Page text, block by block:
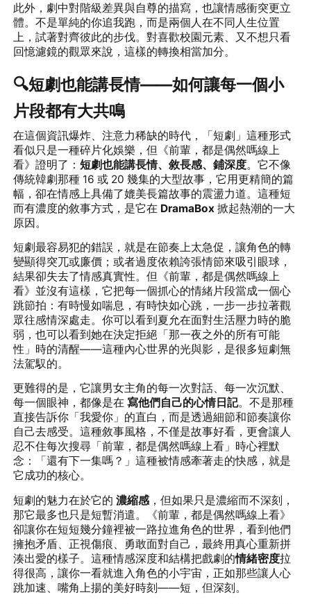
此外，劇中對階級差異與自尊的描寫，也讓情感衝突更立
體。不是單純的你追我跑，而是兩個人在不同人生位置
上，試著對齊彼此的步伐。對喜歡校園元素、又不想只看
回憶濾鏡的觀眾來說，這樣的轉換相當加分。
🔍短劇也能講長情——如何讓每一個小
片段都有大共鳴
在這個資訊爆炸、注意力稀缺的時代，「短劇」這種形式
看似只是一種碎片化娛樂，但《前輩，都是偶然嗎線上
看》證明了：短劇也能講長情、敘長感、鋪深度。它不像
傳統韓劇那種 16 或 20 幾集的大型故事，它用更精簡的篇
幅，卻在情感上具備了媲美長篇故事的震盪力道。這種短
而有濃度的敘事方式，是它在 DramaBox掀起熱潮的一大
原因。
短劇最容易犯的錯誤，就是在節奏上太急促，讓角色的轉
變顯得突兀或廉價；或者過度依賴誇張情節來吸引眼球，
結果卻失去了情感真實性。但《前輩，都是偶然嗎線上
看》並沒有這樣，它把每一個抓心的情緒片段當成一個心
跳節拍：有時慢如喘息，有時快如心跳，一步一步拉著觀
眾往感情深處走。你可以看到夏允在面對生活壓力時的脆
弱，也可以看到她在決定拒絕「那一夜之外的所有可能
性」時的清醒——這種內心世界的光與影，是很多短劇無
法駕馭的。
更難得的是，它讓男女主角的每一次對話、每一次沉默、
每一個眼神，都像是在寫他們自己的心情日記。不是那種
直接告訴你「我愛你」的直白，而是透過細節和節奏讓你
自己去感受。這種敘事風格，不僅是故事好看，更會讓人
忍不住每次搜尋「前輩，都是偶然嗎線上看」時心裡默
念：「還有下一集嗎？」這種被情感牽著走的快感，就是
它成功的核心。
短劇的魅力在於它的濃縮感 ，但如果只是濃縮而不深刻，
那它最多也只是短暫消遣。《前輩，都是偶然嗎線上看》
卻讓你在短短幾分鐘裡被一路拉進角色的世界，看到他們
擁抱矛盾、正視傷痕、勇敢面對自己，最終用真心重新拼
湊出愛的樣子。這種情感深度和結構把戲劇的情緒密度拉
得很高，讓你一看就進入角色的小宇宙，正如那些讓人心
跳加速、嘴角上揚的美好時刻——短，但深刻。